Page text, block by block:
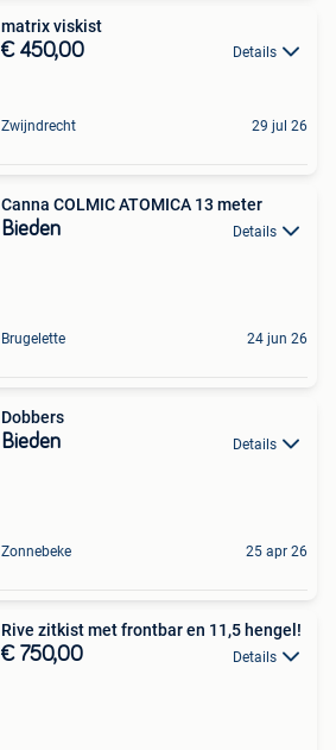
matrix viskist
€ 450,00 Details
Zwijndrecht 29 jul 26
Canna COLMIC ATOMICA 13 meter
Bieden Details
Brugelette 24 jun 26
Dobbers
Bieden Details
Zonnebeke 25 apr 26
Rive zitkist met frontbar en 11,5 hengel!
€ 750,00 Details